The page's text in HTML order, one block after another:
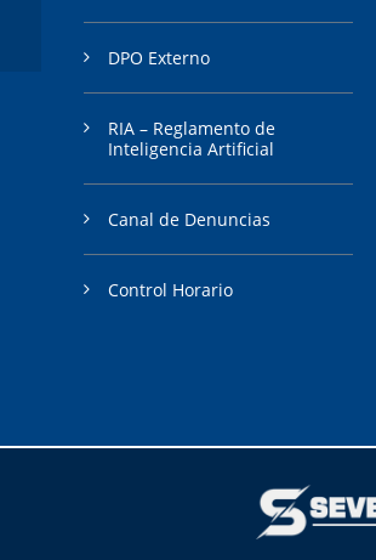
DPO Externo
RIA – Reglamento de
Inteligencia Artificial
Canal de Denuncias
Control Horario